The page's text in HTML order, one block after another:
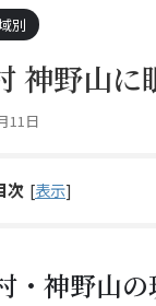
別
神野山
11日
次 [表示]
・神野山